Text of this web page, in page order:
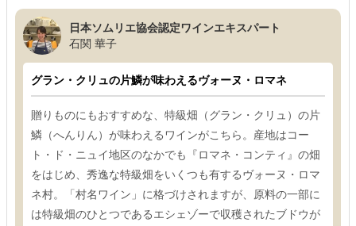
日本ソムリエ協会認定ワインエキスパート
石関 華子
グラン・クリュの片鱗が味わえるヴォーヌ・ロマネ
贈りものにもおすすめな、特級畑（グラン・クリュ）の片
鱗（へんりん）が味わえるワインがこちら。産地はコー
ト・ド・ニュイ地区のなかでも『ロマネ・コンティ』の畑
をはじめ、秀逸な特級畑をいくつも有するヴォーヌ・ロマ
ネ村。「村名ワイン」に格づけされますが、原料の一部に
は特級畑のひとつであるエシェゾーで収穫されたブドウが